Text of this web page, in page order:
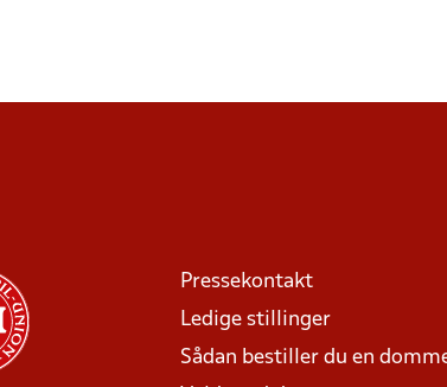
Pressekontakt
Ledige stillinger
Sådan bestiller du en